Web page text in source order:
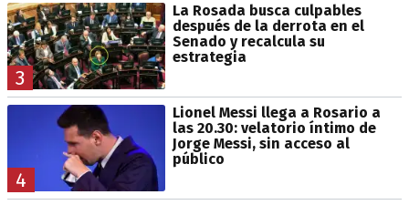
3
La Rosada busca culpables
después de la derrota en el
Senado y recalcula su
estrategia
4
Lionel Messi llega a Rosario a
las 20.30: velatorio íntimo de
Jorge Messi, sin acceso al
público